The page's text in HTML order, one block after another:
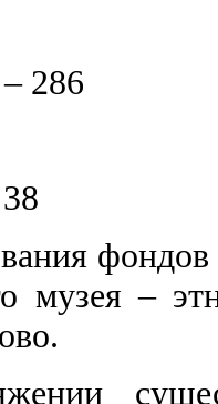
286
фондов
музея –